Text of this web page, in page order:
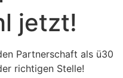
jetzt!
Partnerschaft als ü30
richtigen Stelle!